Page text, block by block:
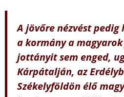
A jövőre nézvést pedig
a kormány a
jottányit sem enged,
Kárpátalján, az
Székelyföldön élő